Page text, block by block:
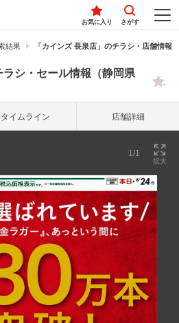
お気に入り さがす
結果 「カインズ 長泉店」のチラシ・店舗情報
ラシ・セール情報（静岡県
タイム ライン 店舗詳細
1/1
拡大